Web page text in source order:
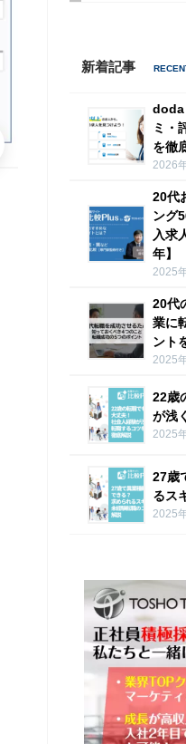
新着記事
doda
ミ・
を徹
2026
20代
ング
入求
年】
2025
20代
業に
ント
2025
22歳
が浅
2025
27歳
るス
2025